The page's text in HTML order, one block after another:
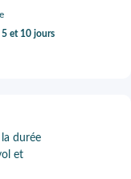
et 10 jours
durée
et